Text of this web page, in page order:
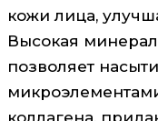
кожи лица,
Высокая
позволяет
коллагена,